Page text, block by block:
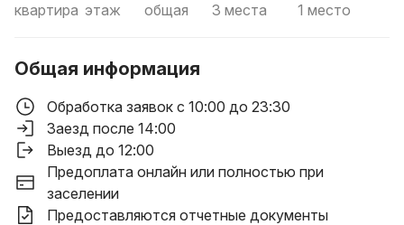
квартира этаж общая 3 места 1 место
Общая информация
Обработка заявок с 10:00 до 23:30
Заезд после 14:00
Выезд до 12:00
Предоплата онлайн или полностью при
заселении
Предоставляются отчетные документы